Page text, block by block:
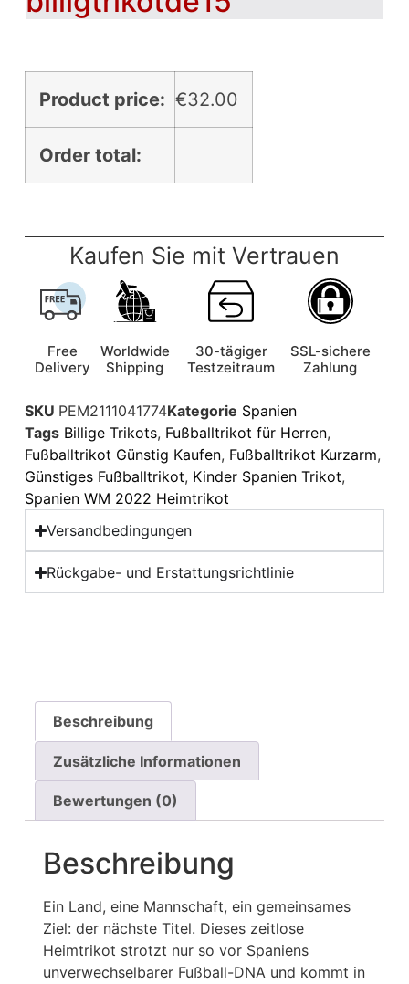
Product price: €32.00
Order total:
Kaufen Sie mit Vertrauen
Free
Delivery
Worldwide
Shipping
30-tägiger
Testzeitraum
SSL-sichere
Zahlung
SKU PEM2111041774Kategorie Spanien
Tags Billige Trikots, Fußballtrikot für Herren,
Fußballtrikot Günstig Kaufen, Fußballtrikot Kurzarm,
Günstiges Fußballtrikot, Kinder Spanien Trikot,
Spanien WM 2022 Heimtrikot
Versandbedingungen
Rückgabe- und Erstattungsrichtlinie
Beschreibung
Zusätzliche Informationen
Bewertungen (0)
Beschreibung
Ein Land, eine Mannschaft, ein gemeinsames
Ziel: der nächste Titel. Dieses zeitlose
Heimtrikot strotzt nur so vor Spaniens
unverwechselbarer Fußball-DNA und kommt in